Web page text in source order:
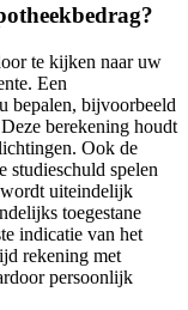
te kijken naar uw
Een
bepalen, bijvoorbeeld
berekening houdt
Ook de
studieschuld spelen
uiteindelijk
toegestane
indicatie van het
rekening met
persoonlijk